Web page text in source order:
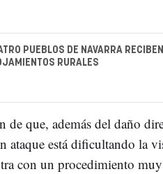
PUEBLOS DE NAVARRA
RURALES
que, además del daño
ataque está dificultando la
con un procedimiento